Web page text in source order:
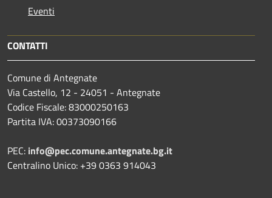
Eventi
CONTATTI
Comune di Antegnate
Via Castello, 12 - 24051 - Antegnate
Codice Fiscale: 83000250163
Partita IVA: 00373090166
PEC: info@pec.comune.antegnate.bg.it
Centralino Unico: +39 0363 914043